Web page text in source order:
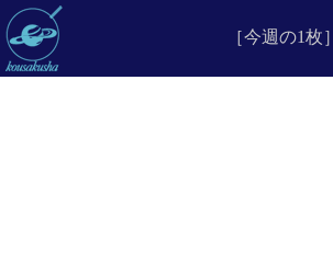
［今週の1枚］